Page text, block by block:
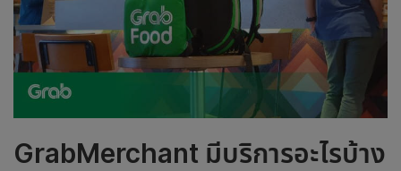
GrabMerchant มีบริการอะไรบ้าง